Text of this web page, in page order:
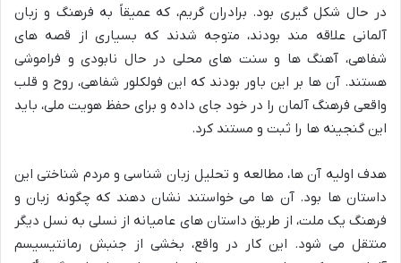
در حال شکل گیری بود. برادران گریم، که عمیقاً به فرهنگ و زبان
آلمانی علاقه مند بودند، متوجه شدند که بسیاری از قصه های
شفاهی، آهنگ ها و سنت های محلی در حال نابودی و فراموشی
هستند. آن ها بر این باور بودند که این فولکلور شفاهی، روح و قلب
واقعی فرهنگ آلمان را در خود جای داده و برای حفظ هویت ملی، باید
این گنجینه ها را ثبت و مستند کرد.
هدف اولیه آن ها، مطالعه و تحلیل زبان شناسی و مردم شناختی این
داستان ها بود. آن ها می خواستند نشان دهند که چگونه زبان و
فرهنگ یک ملت، از طریق داستان های عامیانه از نسلی به نسل دیگر
منتقل می شود. این کار در واقع، بخشی از جنبش رمانتیسیسم